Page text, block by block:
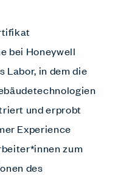
bei Honeywell
Labor, in dem die
und erprobt
Experience
zum
des